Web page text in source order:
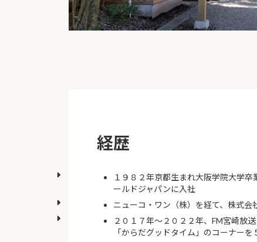
経歴
１９８２年京都生まれ大阪学院大学
ールドジャパンに入社
ニューコ・ワン（株）を経て、株式会
２０１７年〜２０２２年、FM宮崎放
「からだグッドタイム」のコーナーを